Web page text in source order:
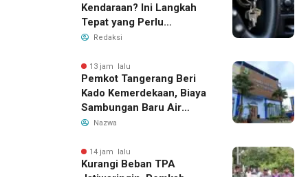
Kendaraan? Ini Langkah
Tepat yang Perlu
Dilakukan
Redaksi
13 jam lalu
Pemkot Tangerang Beri
Kado Kemerdekaan, Biaya
Sambungan Baru Air
Bersih Dipangkas Jadi
Nazwa
14 jam lalu
Kurangi Beban TPA